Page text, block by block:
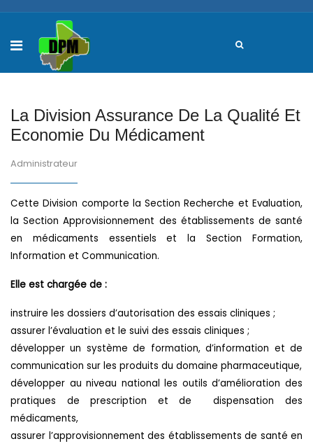
La Division Assurance De La Qualité Et
Economie Du Médicament
Administrateur
Cette Division comporte la Section Recherche et Evaluation,
la Section Approvisionnement des établissements de santé
en médicaments essentiels et la Section Formation,
Information et Communication.
Elle est chargée de :
instruire les dossiers d’autorisation des essais cliniques ;
assurer l’évaluation et le suivi des essais cliniques ;
développer un système de formation, d’information et de
communication sur les produits du domaine pharmaceutique,
développer au niveau national les outils d’amélioration des
pratiques de prescription et de dispensation des
médicaments,
assurer l’approvisionnement des établissements de santé en